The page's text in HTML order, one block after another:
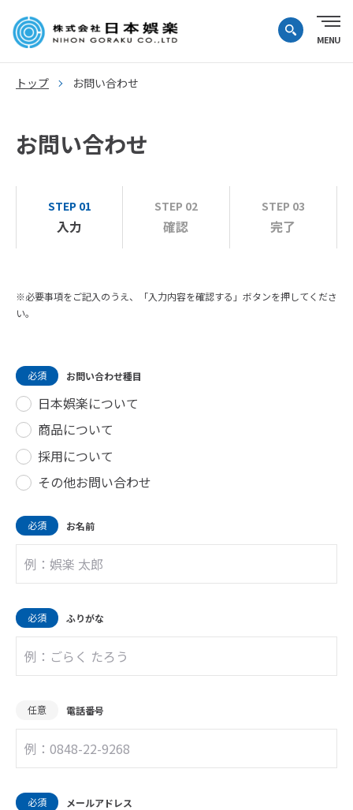
トップ お問い合わせ
お問い合わせ
STEP 01
入力
STEP 02
確認
STEP 03
完了
※必要事項をご記入のうえ、「入力内容を確認する」ボタンを押してくださ
い。
必須 お問い合わせ種目
日本娯楽について
商品について
採用について
その他お問い合わせ
必須 お名前
必須 ふりがな
任意 電話番号
必須 メールアドレス